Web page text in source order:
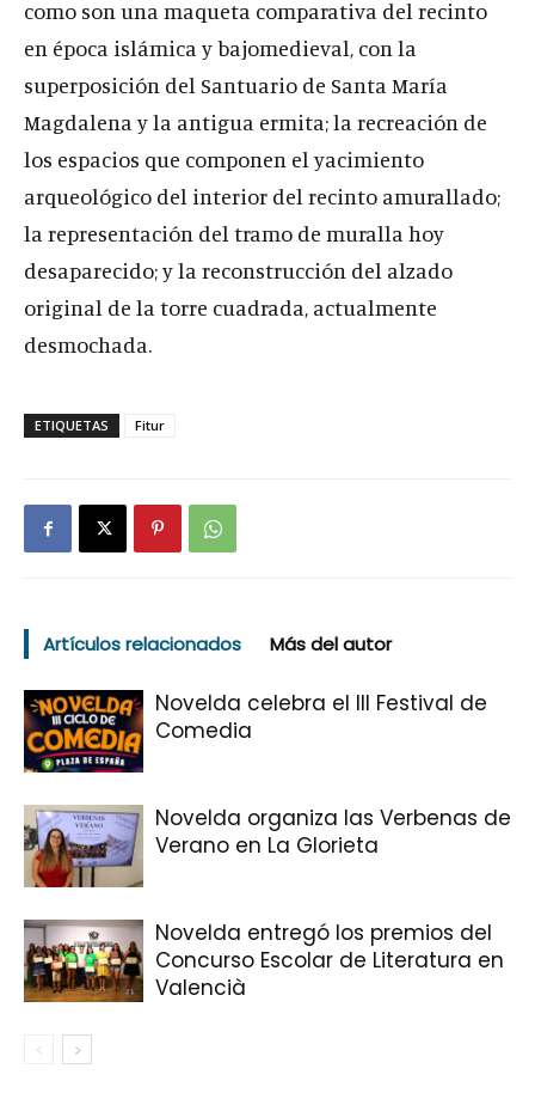
como son una maqueta comparativa del recinto
en época islámica y bajomedieval, con la
superposición del Santuario de Santa María
Magdalena y la antigua ermita; la recreación de
los espacios que componen el yacimiento
arqueológico del interior del recinto amurallado;
la representación del tramo de muralla hoy
desaparecido; y la reconstrucción del alzado
original de la torre cuadrada, actualmente
desmochada.
ETIQUETAS Fitur
Artículos relacionados Más del autor
Novelda celebra el III Festival de
Comedia
Novelda organiza las Verbenas de
Verano en La Glorieta
Novelda entregó los premios del
Concurso Escolar de Literatura en
Valencià